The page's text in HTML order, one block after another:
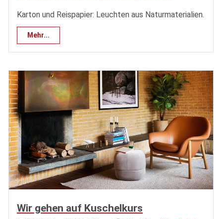
Karton und Reispapier: Leuchten aus Naturmaterialien.
Mehr...
Wir gehen auf Kuschelkurs